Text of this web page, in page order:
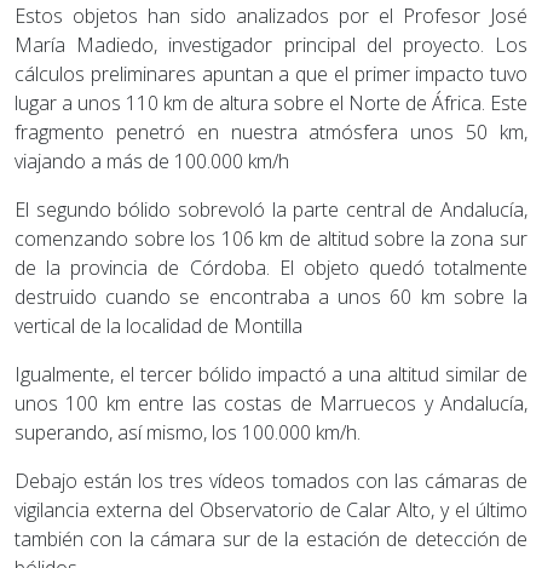
Estos objetos han sido analizados por el Profesor José
María Madiedo, investigador principal del proyecto. Los
cálculos preliminares apuntan a que el primer impacto tuvo
lugar a unos 110 km de altura sobre el Norte de África. Este
fragmento penetró en nuestra atmósfera unos 50 km,
viajando a más de 100.000 km/h
El segundo bólido sobrevoló la parte central de Andalucía,
comenzando sobre los 106 km de altitud sobre la zona sur
de la provincia de Córdoba. El objeto quedó totalmente
destruido cuando se encontraba a unos 60 km sobre la
vertical de la localidad de Montilla
Igualmente, el tercer bólido impactó a una altitud similar de
unos 100 km entre las costas de Marruecos y Andalucía,
superando, así mismo, los 100.000 km/h.
Debajo están los tres vídeos tomados con las cámaras de
vigilancia externa del Observatorio de Calar Alto, y el último
también con la cámara sur de la estación de detección de